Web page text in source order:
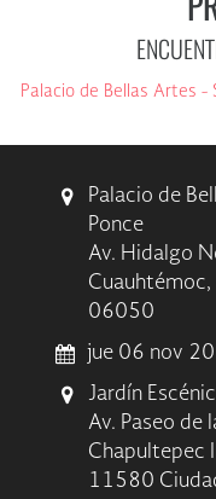
Palacio de Bellas Artes -
Palacio de
Ponce
Av. Hidalgo
Cuauhtémoc,
06050
jue 06 nov
Jardín
Av. Paseo de
Chapultepec
11580